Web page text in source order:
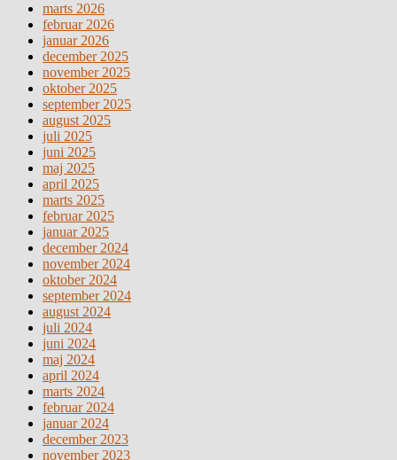
marts 2026
februar 2026
januar 2026
december 2025
november 2025
oktober 2025
september 2025
august 2025
juli 2025
juni 2025
maj 2025
april 2025
marts 2025
februar 2025
januar 2025
december 2024
november 2024
oktober 2024
september 2024
august 2024
juli 2024
juni 2024
maj 2024
april 2024
marts 2024
februar 2024
januar 2024
december 2023
november 2023